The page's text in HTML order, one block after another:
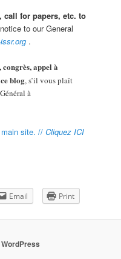
call for papers, etc. to
to our General
.
congrès, appel à
blog, s’il vous plaît
à
main site. //Cliquez ICI
Email Print